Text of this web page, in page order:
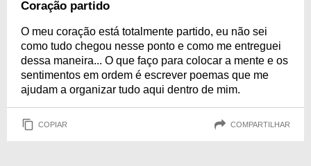
Coração partido
O meu coração está totalmente partido, eu não sei
como tudo chegou nesse ponto e como me entreguei
dessa maneira... O que faço para colocar a mente e os
sentimentos em ordem é escrever poemas que me
ajudam a organizar tudo aqui dentro de mim.
COPIAR COMPARTILHAR